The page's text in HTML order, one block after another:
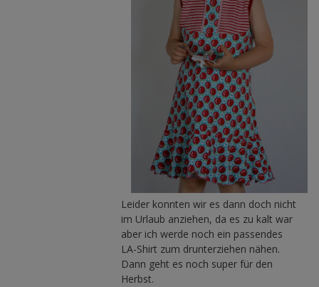
Leider konnten wir es dann doch nicht
im Urlaub anziehen, da es zu kalt war
aber ich werde noch ein passendes
LA-Shirt zum drunterziehen nähen.
Dann geht es noch super für den
Herbst.